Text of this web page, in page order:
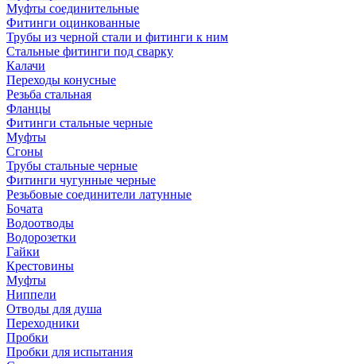
Муфты соединительные
Фитинги оцинкованные
Трубы из черной стали и фитинги к ним
Стальные фитинги под сварку
Калачи
Переходы конусные
Резьба стальная
Фланцы
Фитинги стальные черные
Муфты
Сгоны
Трубы стальные черные
Фитинги чугунные черные
Резьбовые соединители латунные
Бочата
Водоотводы
Водорозетки
Гайки
Крестовины
Муфты
Ниппели
Отводы для душа
Переходники
Пробки
Пробки для испытания